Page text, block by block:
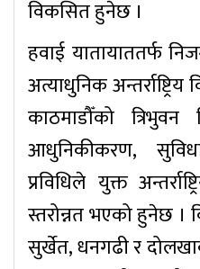
विकसित हुनेछ ।
हवाई यातायाततर्फ
अत्याधुनिक
काठमाडौँको
आधुनिकीकरण,
प्रविधिले युक्त
स्तरोन्नत भएको हुनेछ ।
सुर्खेत, धनगढी र